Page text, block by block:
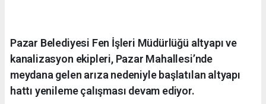
Pazar Belediyesi Fen İşleri Müdürlüğü altyapı ve
kanalizasyon ekipleri, Pazar Mahallesi’nde
meydana gelen arıza nedeniyle başlatılan altyapı
hattı yenileme çalışması devam ediyor.